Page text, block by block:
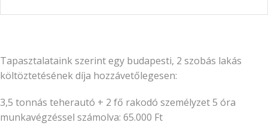
Tapasztalataink szerint egy budapesti, 2 szobás lakás
költöztetésének díja hozzávetőlegesen:
3,5 tonnás teherautó + 2 fő rakodó személyzet 5 óra
munkavégzéssel számolva: 65.000 Ft